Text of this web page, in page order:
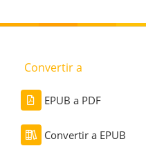
Convertir a
EPUB a PDF
Convertir a EPUB